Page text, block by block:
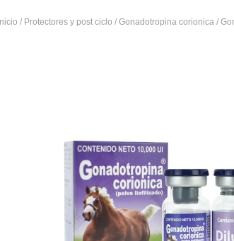
Inicio / Protectores y post ciclo / Gonadotropina corionica /